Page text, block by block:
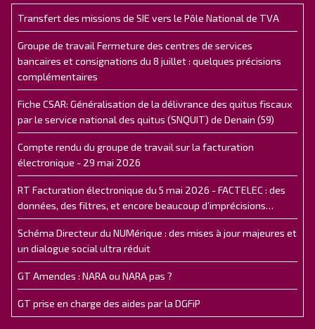
Transfert des missions de SIE vers le Pôle National de TVA
Groupe de travail Fermeture des centres de services
bancaires et consignations du 8 juillet : quelques précisions
complémentaires
Fiche CSAR: Généralisation de la délivrance des quitus fiscaux
par le service national des quitus (SNQUIT) de Denain (59)
Compte rendu du groupe de travail sur la facturation
électronique - 29 mai 2026
RT Facturation électronique du 5 mai 2026 - FACTELEC : des
données, des filtres, et encore beaucoup d’imprécisions…
Schéma Directeur du NUMérique : des mises à jour majeures et
un dialogue social ultra réduit
GT Amendes : NARA ou NARA pas ?
GT prise en charge des aides par la DGFiP